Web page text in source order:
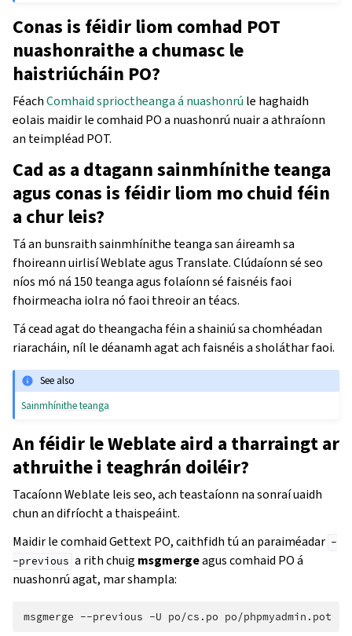
Conas is féidir liom comhad POT
nuashonraithe a chumasc le
haistriúcháin PO?
FéachComhaid sprioctheanga á nuashonrú le haghaidh
eolais maidir le comhaid PO a nuashonrú nuair a athraíonn
an teimpléad POT.
Cad as a dtagann sainmhínithe teanga
agus conas is féidir liom mo chuid féin
a chur leis?
Tá an bunsraith sainmhínithe teanga san áireamh sa
fhoireann uirlisí Weblate agus Translate. Clúdaíonn sé seo
níos mó ná 150 teanga agus folaíonn sé faisnéis faoi
fhoirmeacha iolra nó faoi threoir an téacs.
Tá cead agat do theangacha féin a shainiú sa chomhéadan
riaracháin, níl le déanamh agat ach faisnéis a sholáthar faoi.
See also
Sainmhínithe teanga
An féidir le Weblate aird a tharraingt ar
athruithe i teaghrán doiléir?
Tacaíonn Weblate leis seo, ach teastaíonn na sonraí uaidh
chun an difríocht a thaispeáint.
Maidir le comhaid Gettext PO, caithfidh tú an paraiméadar -
-previous a rith chuig msgmergeagus comhaid PO á
nuashonrú agat, mar shampla:
msgmerge --previous -U po/cs.po